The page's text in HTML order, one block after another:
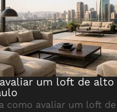
um loft de alto
como avaliar um loft